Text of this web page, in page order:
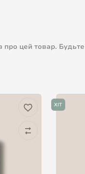
про цей товар.
ХІТ